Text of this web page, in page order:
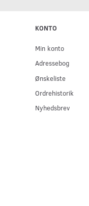
KONTO
Min konto
Adressebog
Ønskeliste
Ordrehistorik
Nyhedsbrev